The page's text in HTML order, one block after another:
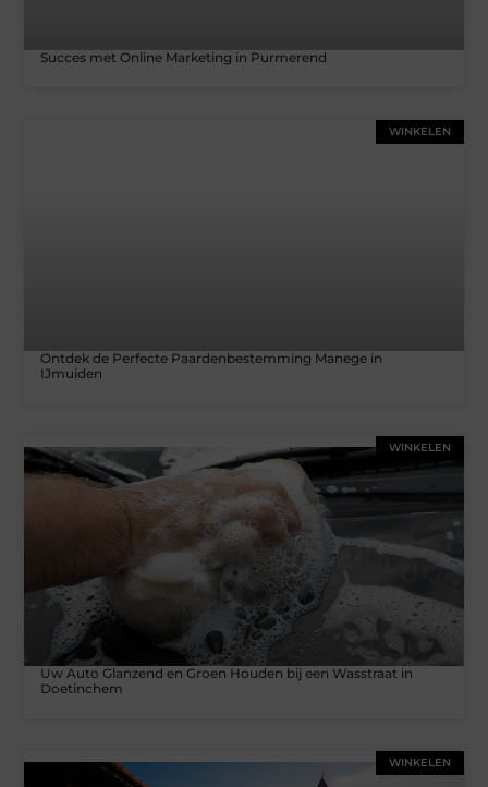
Succes met Online Marketing in Purmerend
WINKELEN
Ontdek de Perfecte Paardenbestemming Manege in
IJmuiden
WINKELEN
Uw Auto Glanzend en Groen Houden bij een Wasstraat in
Doetinchem
WINKELEN